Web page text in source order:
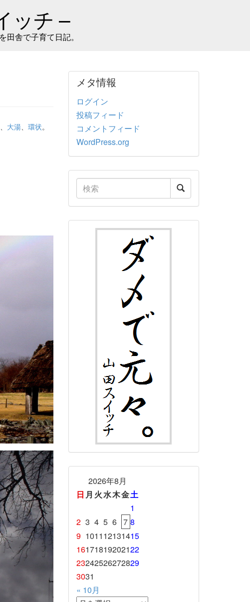
ッチ –
舎で子育て日記。
、 大湯、 環状。
メタ情報
ログイン
投稿フィード
コメントフィード
WordPress.org
2026年8月
日 月 火水木金土
1
2 3 4 5 6 7 8
9 101112131415
16171819202122
23242526272829
3031
« 10月